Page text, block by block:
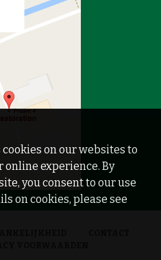
on our websites to
experience. By
you consent to our use
on cookies, please see